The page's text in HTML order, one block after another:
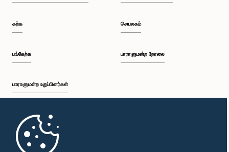
கற்க
பங்கேற்க
பாராளுமன்ற உறுப்பினர்கள்
முதற்பக்கம்
செயலகம்
பாராளுமன்ற நேரலை